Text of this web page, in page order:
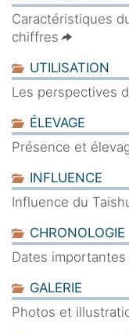
Caractéristiques
chiffres
UTILISATION
Les perspectives
ÉLEVAGE
Présence et
INFLUENCE
Influence du
CHRONOLOGIE
Dates
GALERIE
Photos et